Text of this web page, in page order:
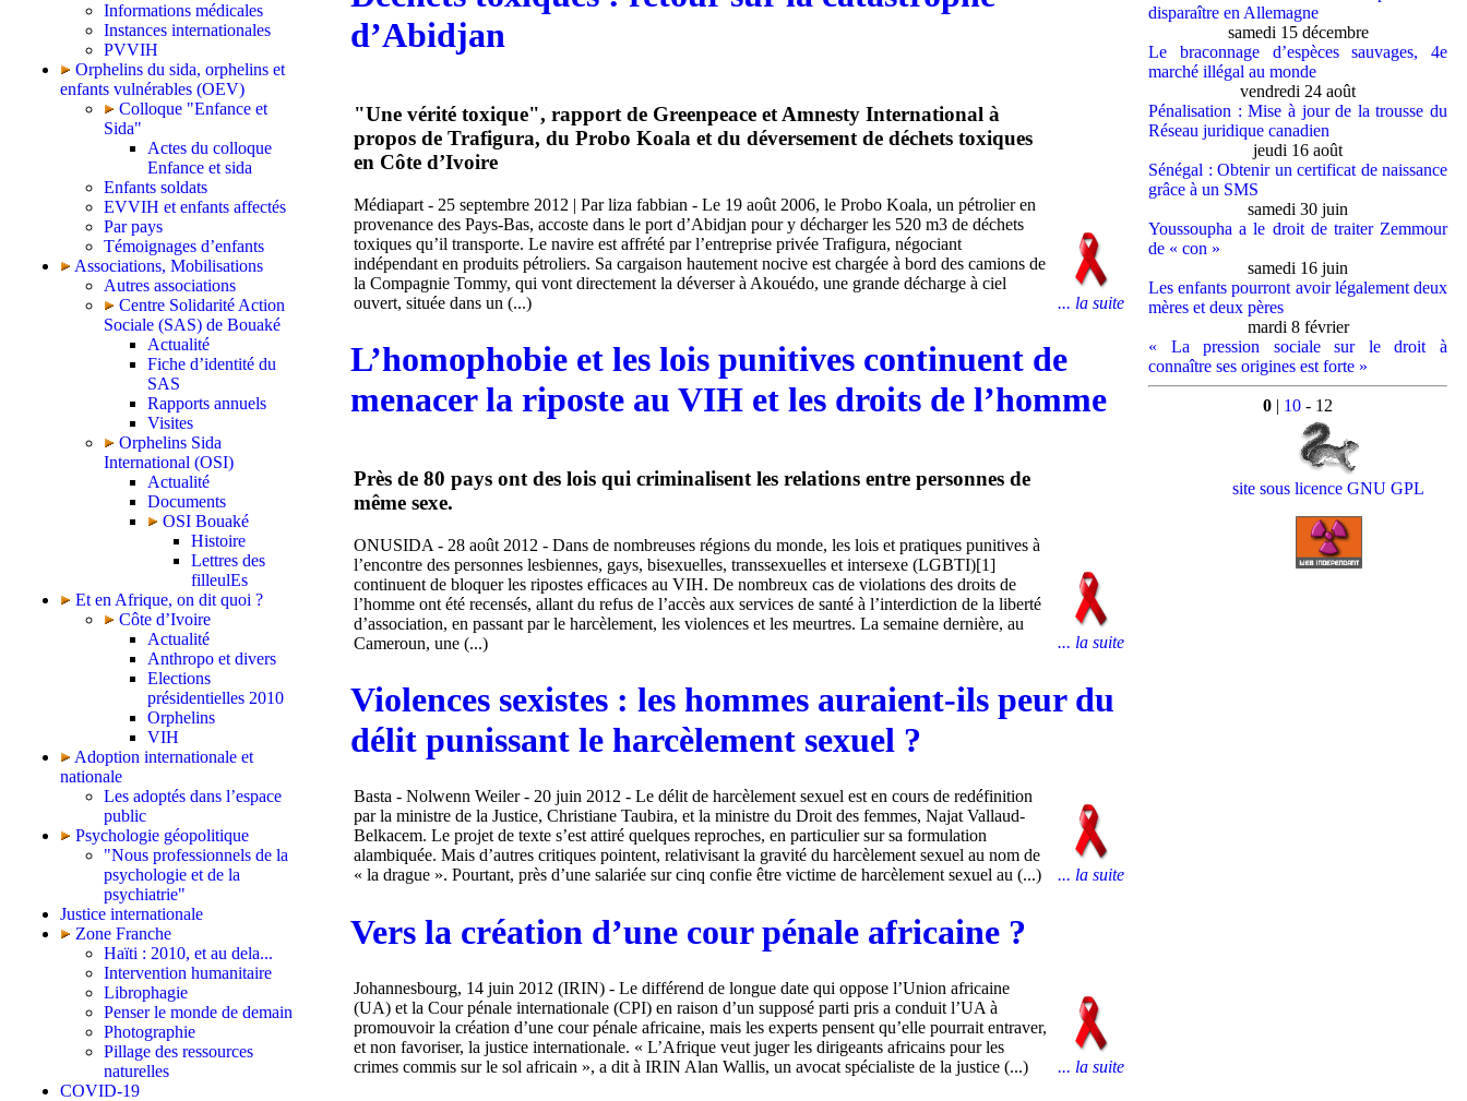
Informations médicales
Instances internationales
PVVIH
Orphelins du sida, orphelins et
enfants vulnérables (OEV)
Colloque "Enfance et
Sida"
Actes du colloque
Enfance et sida
Enfants soldats
EVVIH et enfants affectés
Par pays
Témoignages d’enfants
Associations, Mobilisations
Autres associations
Centre Solidarité Action
Sociale (SAS) de Bouaké
Actualité
Fiche d’identité du
SAS
Rapports annuels
Visites
Orphelins Sida
International (OSI)
Actualité
Documents
OSI Bouaké
Histoire
Lettres des
filleulEs
Et en Afrique, on dit quoi ?
Côte d’Ivoire
Actualité
Anthropo et divers
Elections
présidentielles 2010
Orphelins
VIH
Adoption internationale et
nationale
Les adoptés dans l’espace
public
Psychologie géopolitique
"Nous professionnels de la
psychologie et de la
psychiatrie"
Justice internationale
Zone Franche
Haïti : 2010, et au dela...
Intervention humanitaire
Librophagie
Penser le monde de demain
Photographie
Pillage des ressources
naturelles
COVID-19
d’Abidjan
"Une vérité toxique", rapport de Greenpeace et Amnesty International à
propos de Trafigura, du Probo Koala et du déversement de déchets toxiques
en Côte d’Ivoire
Médiapart - 25 septembre 2012 | Par liza fabbian - Le 19 août 2006, le Probo Koala, un pétrolier en
provenance des Pays-Bas, accoste dans le port d’Abidjan pour y décharger les 520 m3 de déchets
toxiques qu’il transporte. Le navire est affrété par l’entreprise privée Trafigura, négociant
indépendant en produits pétroliers. Sa cargaison hautement nocive est chargée à bord des camions de
la Compagnie Tommy, qui vont directement la déverser à Akouédo, une grande décharge à ciel
ouvert, située dans un (...)
... la suite
L’homophobie et les lois punitives continuent de
menacer la riposte au VIH et les droits de l’homme
Près de 80 pays ont des lois qui criminalisent les relations entre personnes de
même sexe.
ONUSIDA - 28 août 2012 - Dans de nombreuses régions du monde, les lois et pratiques punitives à
l’encontre des personnes lesbiennes, gays, bisexuelles, transsexuelles et intersexe (LGBTI)[1]
continuent de bloquer les ripostes efficaces au VIH. De nombreux cas de violations des droits de
l’homme ont été recensés, allant du refus de l’accès aux services de santé à l’interdiction de la liberté
d’association, en passant par le harcèlement, les violences et les meurtres. La semaine dernière, au
Cameroun, une (...)
... la suite
Violences sexistes : les hommes auraient-ils peur du
délit punissant le harcèlement sexuel ?
Basta - Nolwenn Weiler - 20 juin 2012 - Le délit de harcèlement sexuel est en cours de redéfinition
par la ministre de la Justice, Christiane Taubira, et la ministre du Droit des femmes, Najat Vallaud-
Belkacem. Le projet de texte s’est attiré quelques reproches, en particulier sur sa formulation
alambiquée. Mais d’autres critiques pointent, relativisant la gravité du harcèlement sexuel au nom de
« la drague ». Pourtant, près d’une salariée sur cinq confie être victime de harcèlement sexuel au (...)
... la suite
Vers la création d’une cour pénale africaine ?
Johannesbourg, 14 juin 2012 (IRIN) - Le différend de longue date qui oppose l’Union africaine
(UA) et la Cour pénale internationale (CPI) en raison d’un supposé parti pris a conduit l’UA à
promouvoir la création d’une cour pénale africaine, mais les experts pensent qu’elle pourrait entraver,
et non favoriser, la justice internationale. « L’Afrique veut juger les dirigeants africains pour les
crimes commis sur le sol africain », a dit à IRIN Alan Wallis, un avocat spécialiste de la justice (...)
... la suite
disparaître en Allemagne
samedi 15 décembre
Le braconnage d’espèces sauvages, 4e
marché illégal au monde
vendredi 24 août
Pénalisation : Mise à jour de la trousse du
Réseau juridique canadien
jeudi 16 août
Sénégal : Obtenir un certificat de naissance
grâce à un SMS
samedi 30 juin
Youssoupha a le droit de traiter Zemmour
de « con »
samedi 16 juin
Les enfants pourront avoir légalement deux
mères et deux pères
mardi 8 février
« La pression sociale sur le droit à
connaître ses origines est forte »
0 | 10 - 12
site sous licence GNU GPL